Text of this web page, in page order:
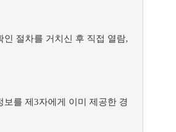
인 절차를 거치신 후 직접 열람,
를 제3자에게 이미 제공한 경